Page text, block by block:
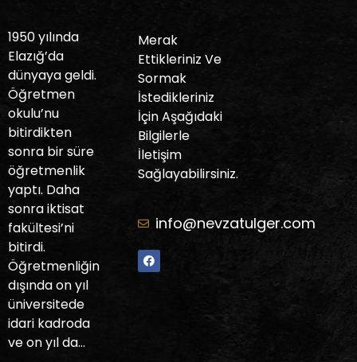
1950 yılında
Elazığ’da
dünyaya geldi.
Öğretmen
okulu’nu
bitirdikten
sonra bir süre
öğretmenlik
yaptı. Daha
sonra iktisat
fakültesi’ni
bitirdi.
Öğretmenliğin
dışında on yıl
üniversitede
idari kadroda
ve on yıl da…
Merak
Ettikleriniz Ve
Sormak
İstedikleriniz
İçin Aşağıdaki
Bilgilerle
İletişim
Sağlayabilirsiniz.
info@nevzatulger.com